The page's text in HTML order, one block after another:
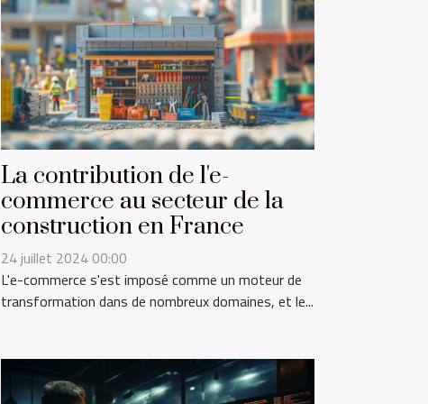
La contribution de l'e-
commerce au secteur de la
construction en France
24 juillet 2024 00:00
L'e-commerce s'est imposé comme un moteur de
transformation dans de nombreux domaines, et le...